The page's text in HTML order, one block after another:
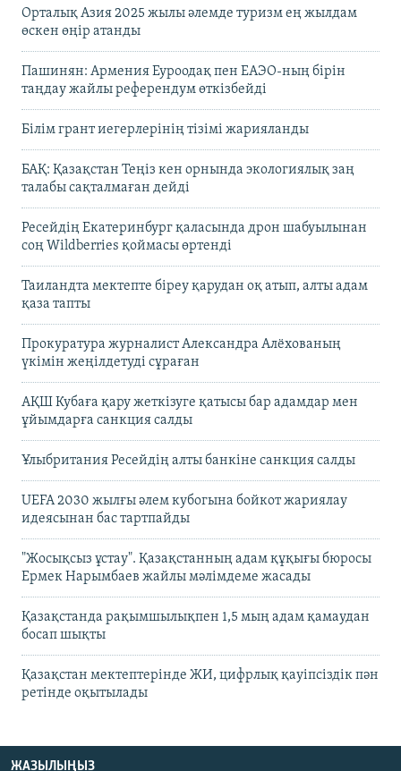
Орталық Азия 2025 жылы әлемде туризм ең жылдам
өскен өңір атанды
Пашинян: Армения Еуроодақ пен ЕАЭО-ның бірін
таңдау жайлы референдум өткізбейді
Білім грант иегерлерінің тізімі жарияланды
БАҚ: Қазақстан Теңіз кен орнында экологиялық заң
талабы сақталмаған дейді
Ресейдің Екатеринбург қаласында дрон шабуылынан
соң Wildberries қоймасы өртенді
Таиландта мектепте біреу қарудан оқ атып, алты адам
қаза тапты
Прокуратура журналист Александра Алёхованың
үкімін жеңілдетуді сұраған
АҚШ Кубаға қару жеткізуге қатысы бар адамдар мен
ұйымдарға санкция салды
Ұлыбритания Ресейдің алты банкіне санкция салды
UEFA 2030 жылғы әлем кубогына бойкот жариялау
идеясынан бас тартпайды
"Жосықсыз ұстау". Қазақстанның адам құқығы бюросы
Ермек Нарымбаев жайлы мәлімдеме жасады
Қазақстанда рақымшылықпен 1,5 мың адам қамаудан
босап шықты
Қазақстан мектептерінде ЖИ, цифрлық қауіпсіздік пән
ретінде оқытылады
ЖАЗЫЛЫҢЫЗ